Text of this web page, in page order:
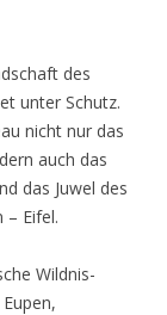
des
unter Schutz.
nicht nur das
auch das
das Juwel des
– Eifel.
Wildnis-